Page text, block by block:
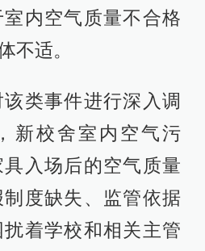
内空气质量不合格
不适。
类事件进行深入调
新校舍室内空气污
入场后的空气质量
度缺失、监管依据
着学校和相关主管